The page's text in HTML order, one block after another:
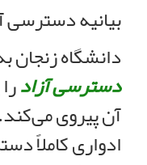
بیانیه دسترسی
دانشگاه زنجان
دسترسی آزاد
آن پیروی
ادواری کاملاً